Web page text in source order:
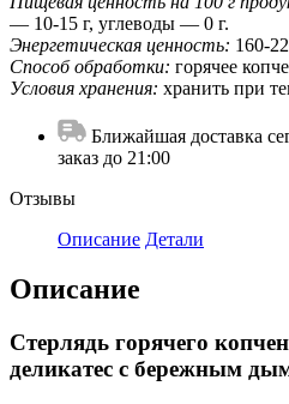
— 10-15 г, углеводы — 0 г.
Энергетическая ценность: 160-
Способ обработки: горячее
Условия хранения: хранить при
Ближайшая доставка
заказ до 21:00
Отзывы
Описание Детали
Описание
Стерлядь горячего
деликатес с бережным